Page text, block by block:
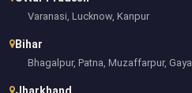
Varanasi, Lucknow, Kanpur
Bihar
Bhagalpur, Patna, Muzaffarpur, Gaya